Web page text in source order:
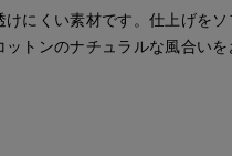
けにくい素材です。仕上げを
トンのナチュラルな風合いを